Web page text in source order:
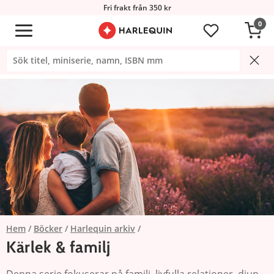
Fri frakt från 350 kr
0
Hem Böcker Harlequin arkiv
Kärlek & familj